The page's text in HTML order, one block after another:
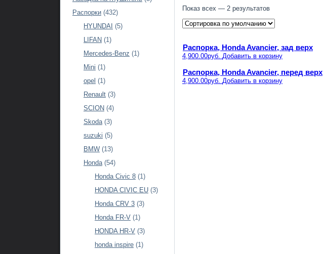
Распорки (432)
HYUNDAI (5)
LIFAN (1)
Mercedes-Benz (1)
Mini (1)
opel (1)
Renault (3)
SCION (4)
Skoda (3)
suzuki (5)
BMW (13)
Honda (54)
Honda Civic 8 (1)
HONDA CIVIC EU (3)
Honda CRV 3 (3)
Honda FR-V (1)
HONDA HR-V (3)
honda inspire (1)
Показ всех — 2 результатов
Распорка, Honda Avancier, зад верх
4,900.00руб. Добавить в корзину
Распорка, Honda Avancier, перед верх
4,900.00руб. Добавить в корзину